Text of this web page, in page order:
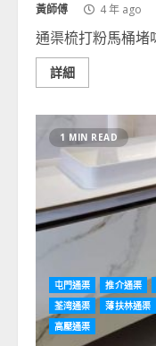
黃師傅 4 年 ago
通渠梳打粉馬桶堵
詳細
1 MIN READ
屯門通渠 推介通渠
荃湾通渠
薄扶林通渠
高壓通渠